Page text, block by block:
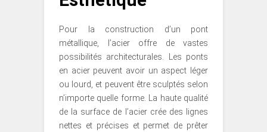
Pour la construction d’un pont
métallique, l’acier offre de vastes
possibilités architecturales. Les ponts
en acier peuvent avoir un aspect léger
ou lourd, et peuvent être sculptés selon
n’importe quelle forme. La haute qualité
de la surface de l’acier crée des lignes
nettes et précises et permet de prêter